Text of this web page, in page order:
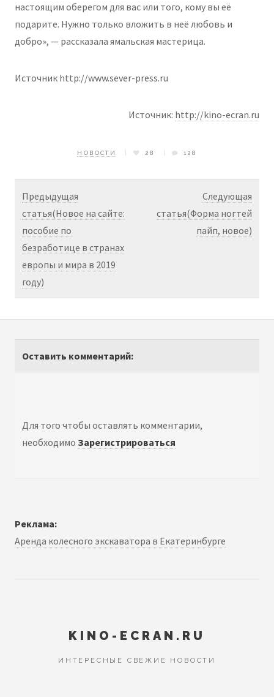
настоящим оберегом для вас или того, кому вы её
подарите. Нужно только вложить в неё любовь и
добро», — рассказала ямальская мастерица.
Источник http://www.sever-press.ru
Источник: http://kino-ecran.ru
НОВОСТИ 28 128
Предыдущая
статья(Новое на сайте:
пособие по
безработице в странах
европы и мира в 2019
году)
Следующая
статья(Форма ногтей
пайп, новое)
Оставить комментарий:
Для того чтобы оставлять комментарии,
необходимо Зарегистрироваться
Реклама:
Аренда колесного экскаватора в Екатеринбурге
KINO-ECRAN.RU
ИНТЕРЕСНЫЕ СВЕЖИЕ НОВОСТИ